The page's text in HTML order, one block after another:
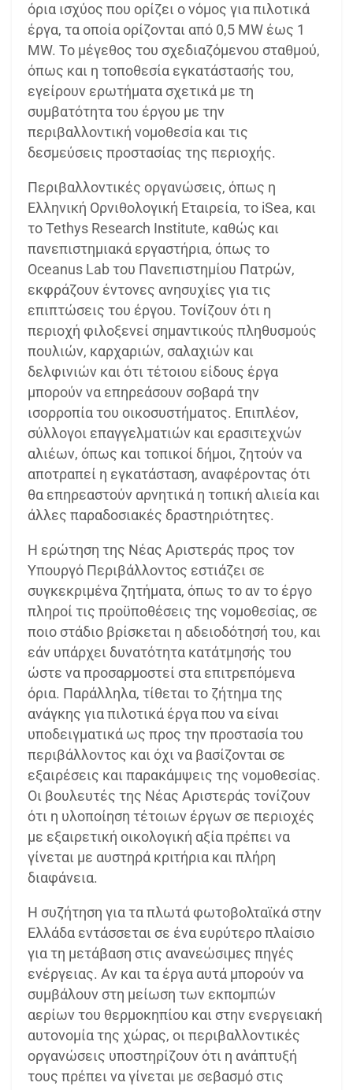
όρια ισχύος που ορίζει ο νόμος για πιλοτικά
έργα, τα οποία ορίζονται από 0,5 MW έως 1
MW. Το μέγεθος του σχεδιαζόμενου σταθμού,
όπως και η τοποθεσία εγκατάστασής του,
εγείρουν ερωτήματα σχετικά με τη
συμβατότητα του έργου με την
περιβαλλοντική νομοθεσία και τις
δεσμεύσεις προστασίας της περιοχής.
Περιβαλλοντικές οργανώσεις, όπως η
Ελληνική Ορνιθολογική Εταιρεία, το iSea, και
το Tethys Research Institute, καθώς και
πανεπιστημιακά εργαστήρια, όπως το
Oceanus Lab του Πανεπιστημίου Πατρών,
εκφράζουν έντονες ανησυχίες για τις
επιπτώσεις του έργου. Τονίζουν ότι η
περιοχή φιλοξενεί σημαντικούς πληθυσμούς
πουλιών, καρχαριών, σαλαχιών και
δελφινιών και ότι τέτοιου είδους έργα
μπορούν να επηρεάσουν σοβαρά την
ισορροπία του οικοσυστήματος. Επιπλέον,
σύλλογοι επαγγελματιών και ερασιτεχνών
αλιέων, όπως και τοπικοί δήμοι, ζητούν να
αποτραπεί η εγκατάσταση, αναφέροντας ότι
θα επηρεαστούν αρνητικά η τοπική αλιεία και
άλλες παραδοσιακές δραστηριότητες.
Η ερώτηση της Νέας Αριστεράς προς τον
Υπουργό Περιβάλλοντος εστιάζει σε
συγκεκριμένα ζητήματα, όπως το αν το έργο
πληροί τις προϋποθέσεις της νομοθεσίας, σε
ποιο στάδιο βρίσκεται η αδειοδότησή του, και
εάν υπάρχει δυνατότητα κατάτμησής του
ώστε να προσαρμοστεί στα επιτρεπόμενα
όρια. Παράλληλα, τίθεται το ζήτημα της
ανάγκης για πιλοτικά έργα που να είναι
υποδειγματικά ως προς την προστασία του
περιβάλλοντος και όχι να βασίζονται σε
εξαιρέσεις και παρακάμψεις της νομοθεσίας.
Οι βουλευτές της Νέας Αριστεράς τονίζουν
ότι η υλοποίηση τέτοιων έργων σε περιοχές
με εξαιρετική οικολογική αξία πρέπει να
γίνεται με αυστηρά κριτήρια και πλήρη
διαφάνεια.
Η συζήτηση για τα πλωτά φωτοβολταϊκά στην
Ελλάδα εντάσσεται σε ένα ευρύτερο πλαίσιο
για τη μετάβαση στις ανανεώσιμες πηγές
ενέργειας. Αν και τα έργα αυτά μπορούν να
συμβάλουν στη μείωση των εκπομπών
αερίων του θερμοκηπίου και στην ενεργειακή
αυτονομία της χώρας, οι περιβαλλοντικές
οργανώσεις υποστηρίζουν ότι η ανάπτυξή
τους πρέπει να γίνεται με σεβασμό στις